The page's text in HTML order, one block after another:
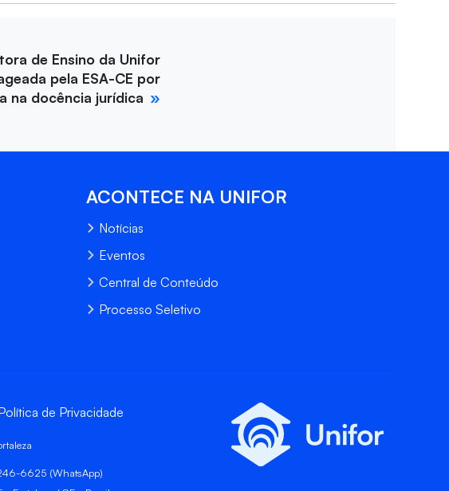
de Ensino da Unifor
pela ESA-CE por
na docência jurídica
ACONTECE NA UNIFOR
Notícias
Eventos
Central de Conteúdo
Processo Seletivo
de Privacidade
6625 (WhatsApp)